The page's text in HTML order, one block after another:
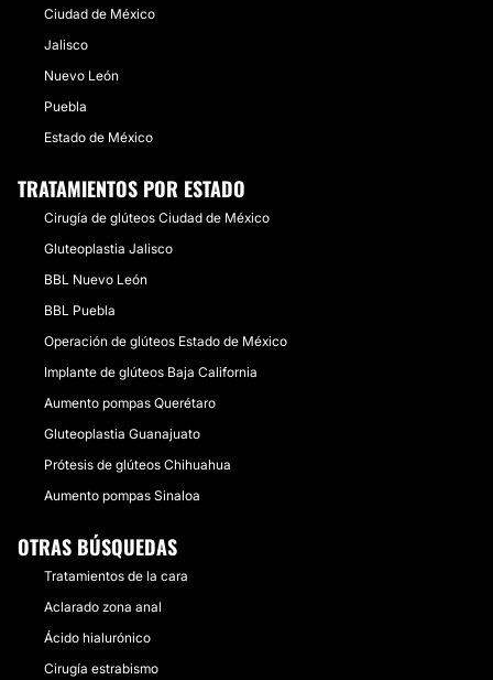
Ciudad de México
Jalisco
Nuevo León
Puebla
Estado de México
TRATAMIENTOS POR ESTADO
Cirugía de glúteos Ciudad de México
Gluteoplastia Jalisco
BBL Nuevo León
BBL Puebla
Operación de glúteos Estado de México
Implante de glúteos Baja California
Aumento pompas Querétaro
Gluteoplastia Guanajuato
Prótesis de glúteos Chihuahua
Aumento pompas Sinaloa
OTRAS BÚSQUEDAS
Tratamientos de la cara
Aclarado zona anal
Ácido hialurónico
Cirugía estrabismo